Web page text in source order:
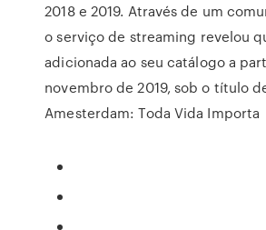
2018 e 2019. Através de um
o serviço de streaming revelou
adicionada ao seu catálogo a
novembro de 2019, sob o título
Amesterdam: Toda Vida Importa